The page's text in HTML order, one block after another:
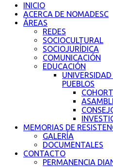
INICIO
ACERCA DE NOMADESC
ÁREAS
REDES
SOCIOCULTURAL
SOCIOJURÍDICA
COMUNICACIÓN
EDUCACIÓN
PUEBLOS
MEMORIAS DE
GALERÍA
DOCUMENTALES
CONTACTO
PERMANENCIA